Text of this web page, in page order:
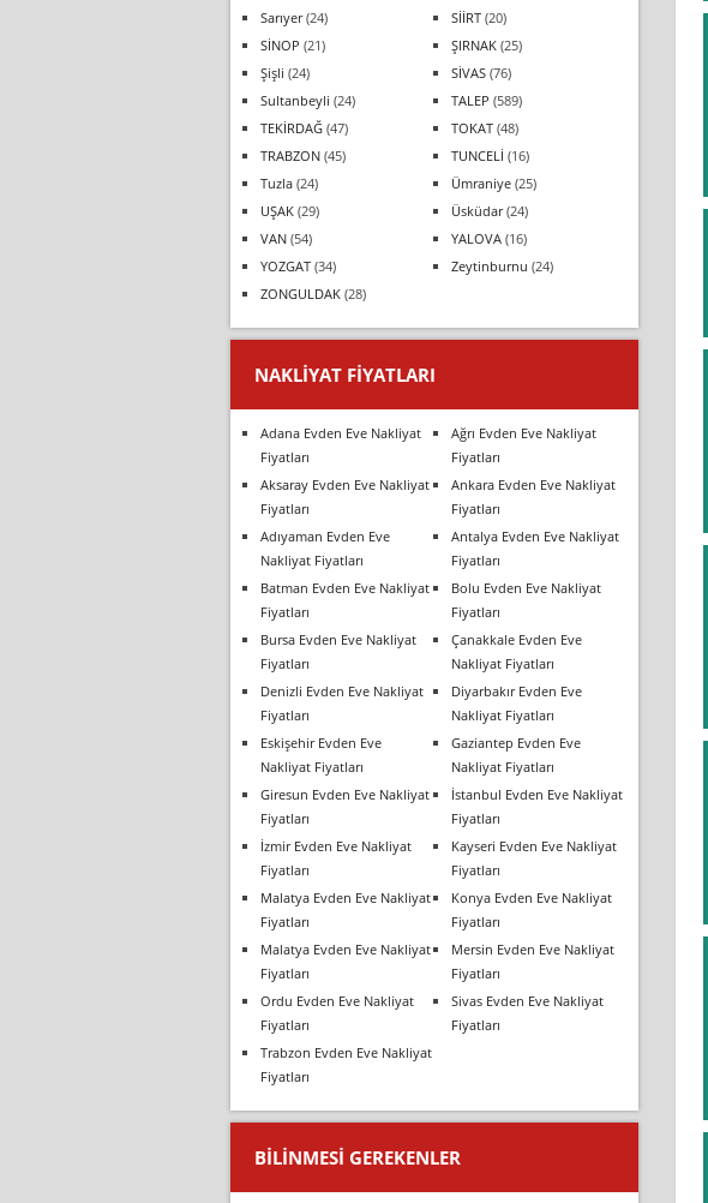
Sarıyer(24) SİİRT (20)
SİNOP (21) ŞIRNAK (25)
Şişli (24) SİVAS (76)
Sultanbeyli (24) TALEP (589)
TEKİRDAĞ (47) TOKAT (48)
TRABZON (45) TUNCELİ (16)
Tuzla (24) Ümraniye (25)
UŞAK (29) Üsküdar(24)
VAN (54) YALOVA (16)
YOZGAT (34) Zeytinburnu (24)
ZONGULDAK (28)
NAKLIYAT FIYATLARI
Adana Evden Eve Nakliyat
Fiyatları
Ağrı Evden Eve Nakliyat
Fiyatları
Aksaray Evden Eve Nakliyat
Fiyatları
Ankara Evden Eve Nakliyat
Fiyatları
Adıyaman Evden Eve
Nakliyat Fiyatları
Antalya Evden Eve Nakliyat
Fiyatları
Batman Evden Eve Nakliyat
Fiyatları
Bolu Evden Eve Nakliyat
Fiyatları
Bursa Evden Eve Nakliyat
Fiyatları
Çanakkale Evden Eve
Nakliyat Fiyatları
Denizli Evden Eve Nakliyat
Fiyatları
Diyarbakır Evden Eve
Nakliyat Fiyatları
Eskişehir Evden Eve
Nakliyat Fiyatları
Gaziantep Evden Eve
Nakliyat Fiyatları
Giresun Evden Eve Nakliyat
Fiyatları
İstanbul Evden Eve Nakliyat
Fiyatları
İzmir Evden Eve Nakliyat
Fiyatları
Kayseri Evden Eve Nakliyat
Fiyatları
Malatya Evden Eve Nakliyat
Fiyatları
Konya Evden Eve Nakliyat
Fiyatları
Malatya Evden Eve Nakliyat
Fiyatları
Mersin Evden Eve Nakliyat
Fiyatları
Ordu Evden Eve Nakliyat
Fiyatları
Sivas Evden Eve Nakliyat
Fiyatları
Trabzon Evden Eve Nakliyat
Fiyatları
BILINMESI GEREKENLER